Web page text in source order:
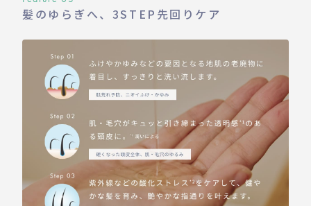
髪のゆらぎへ、3STEP先回りケア